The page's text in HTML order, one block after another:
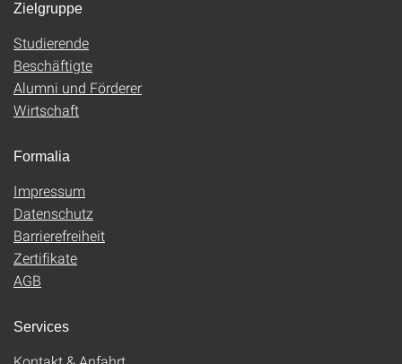
Zielgruppe
Studierende
Beschäftigte
Alumni und Förderer
Wirtschaft
Formalia
Impressum
Datenschutz
Barrierefreiheit
Zertifikate
AGB
Services